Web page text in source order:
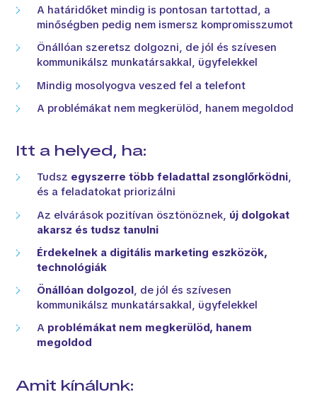
A határidőket mindig is pontosan tartottad, a
minőségben pedig nem ismersz kompromisszumot
Önállóan szeretsz dolgozni, de jól és szívesen
kommunikálsz munkatársakkal, ügyfelekkel
Mindig mosolyogva veszed fel a telefont
A problémákat nem megkerülöd, hanem megoldod
Itt a helyed, ha:
Tudsz egyszerre több feladattal zsonglőrködni,
és a feladatokat priorizálni
Az elvárások pozitívan ösztönöznek, új dolgokat
akarsz és tudsz tanulni
Érdekelnek a digitális marketing eszközök,
technológiák
Önállóan dolgozol, de jól és szívesen
kommunikálsz munkatársakkal, ügyfelekkel
A problémákat nem megkerülöd, hanem
megoldod
Amit kínálunk: